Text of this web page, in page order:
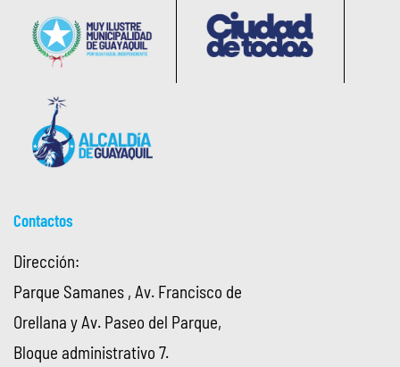
Contactos
Dirección:
Parque Samanes , Av. Francisco de
Orellana y Av. Paseo del Parque,
Bloque administrativo 7.